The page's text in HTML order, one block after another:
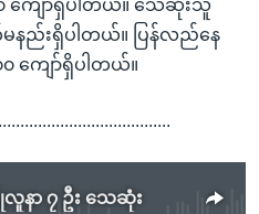
ကျော်ရှိပါတယ်။ သေဆုံးသူ
နည်းရှိပါတယ်။ ပြန်လည်နေ
ကျော်ရှိပါတယ်။
ာ ၇ ဦး သေဆုံး